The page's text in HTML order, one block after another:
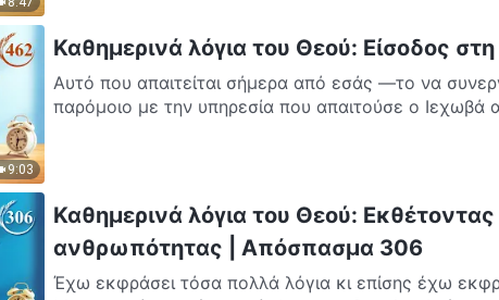
9:03
Καθημερινά λόγια του Θεού: Είσοδος
Αυτό που απαιτείται σήμερα από εσάς —το να
παρόμοιο με την υπηρεσία που απαιτούσε ο Ιεχωβά
Καθημερινά λόγια του Θεού:
ανθρωπότητας | Απόσπασμα 306
Έχω εκφράσει τόσα πολλά λόγια κι επίσης έχω